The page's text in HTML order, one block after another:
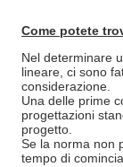
Come potete
Nel determinare
lineare, ci sono
considerazione.
Una delle prime
progettazioni
progetto.
Se la norma non
tempo di